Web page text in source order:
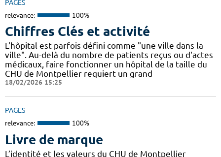
PAGES
relevance: 100%
Chiffres Clés et activité
L'hôpital est parfois défini comme "une ville dans la
ville". Au-delà du nombre de patients reçus ou d'actes
médicaux, faire fonctionner un hôpital de la taille du
CHU de Montpellier requiert un grand
18/02/2026 15:25
PAGES
relevance: 100%
Livre de marque
L’identité et les valeurs du CHU de Montpellier